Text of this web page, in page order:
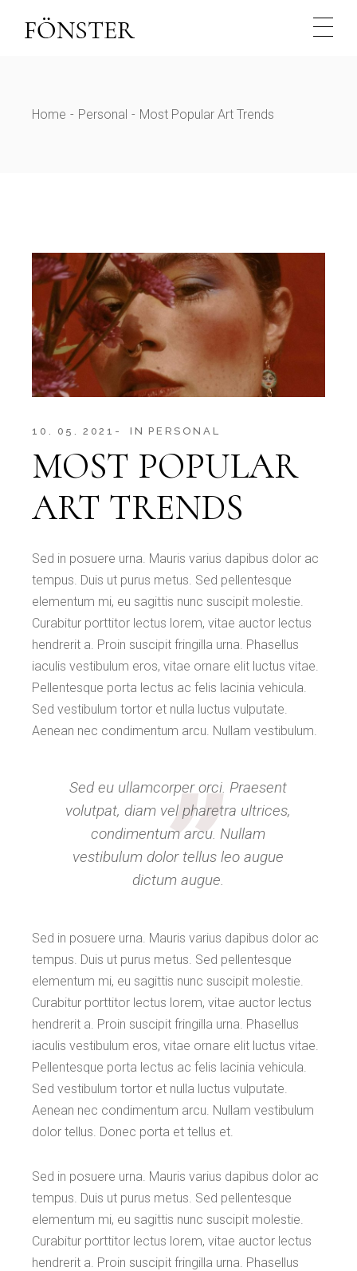
Home Personal Most Popular Art Trends
10. 05. 2021 IN PERSONAL
MOST POPULAR
ART TRENDS
Sed in posuere urna. Mauris varius dapibus dolor ac
tempus. Duis ut purus metus. Sed pellentesque
elementum mi, eu sagittis nunc suscipit molestie.
Curabitur porttitor lectus lorem, vitae auctor lectus
hendrerit a. Proin suscipit fringilla urna. Phasellus
iaculis vestibulum eros, vitae ornare elit luctus vitae.
Pellentesque porta lectus ac felis lacinia vehicula.
Sed vestibulum tortor et nulla luctus vulputate.
Aenean nec condimentum arcu. Nullam vestibulum.
Sed eu ullamcorper orci. Praesent
volutpat, diam vel pharetra ultrices,
condimentum arcu. Nullam
vestibulum dolor tellus leo augue
dictum augue.
Sed in posuere urna. Mauris varius dapibus dolor ac
tempus. Duis ut purus metus. Sed pellentesque
elementum mi, eu sagittis nunc suscipit molestie.
Curabitur porttitor lectus lorem, vitae auctor lectus
hendrerit a. Proin suscipit fringilla urna. Phasellus
iaculis vestibulum eros, vitae ornare elit luctus vitae.
Pellentesque porta lectus ac felis lacinia vehicula.
Sed vestibulum tortor et nulla luctus vulputate.
Aenean nec condimentum arcu. Nullam vestibulum
dolor tellus. Donec porta et tellus et.
Sed in posuere urna. Mauris varius dapibus dolor ac
tempus. Duis ut purus metus. Sed pellentesque
elementum mi, eu sagittis nunc suscipit molestie.
Curabitur porttitor lectus lorem, vitae auctor lectus
hendrerit a. Proin suscipit fringilla urna. Phasellus